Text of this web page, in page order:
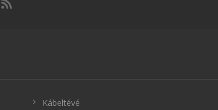
Kábeltévé